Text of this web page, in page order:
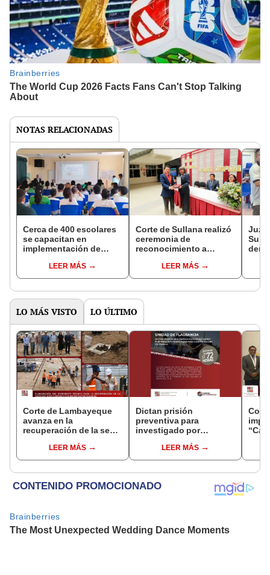
NOTAS RELACIONADAS
Cerca de 400 escolares
se capacitan en
implementación de
en dos instituciones
educativas de la
LEER MÁS
Corte de Sullana realizó
ceremonia de
reconocimiento a
Esperanza Vegas Gomez
LEER MÁS
de
LO MÁS VISTO LO ÚLTIMO
Corte de Lambayeque
avanza en la
recuperación de la sede
LEER MÁS
Dictan prisión
preventiva para
investigado por
contra madre de familia
LEER MÁS